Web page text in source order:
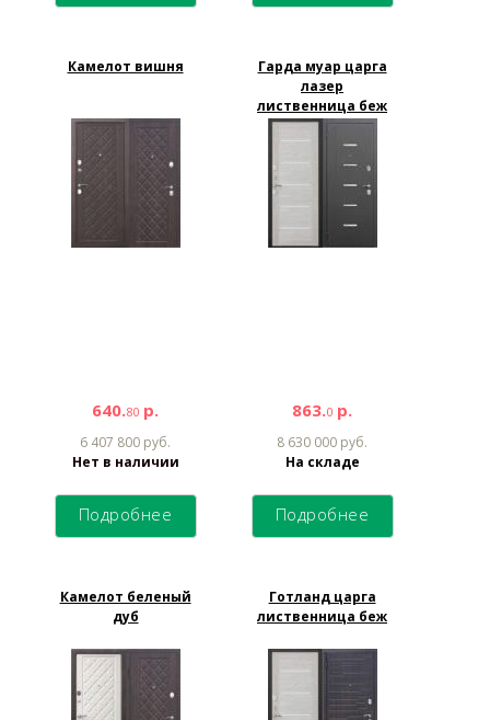
Камелот вишня
640.80 р.
6 407 800 руб.
Нет в наличии
Подробнее
Гарда муар царга
лазер
лиственница беж
863.0 р.
8 630 000 руб.
На складе
Подробнее
Камелот беленый
дуб
Готланд царга
лиственница беж